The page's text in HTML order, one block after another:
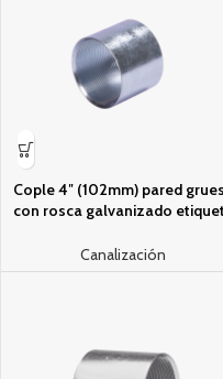
Cople 4″ (102mm) pared
con rosca galvanizado
Canalización